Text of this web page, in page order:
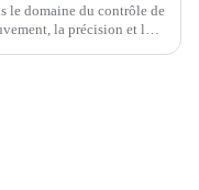
le domaine du contrôle de
la précision et la